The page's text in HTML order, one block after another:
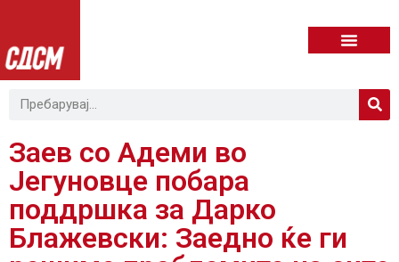
Заев со Адеми во
Јегуновце побара
поддршка за Дарко
Блажевски: Заедно ќе ги